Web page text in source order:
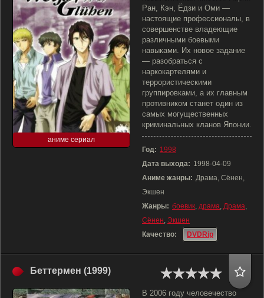
аниме сериал
Ран, Кэн, Ёдзи и Оми —
настоящие профессионалы, в
совершенстве владеющие
различными боевыми
навыками. Их новое задание
— разобраться с
наркокартелями и
террористическими
группировками, а их главным
противником станет один из
самых могущественных
криминальных кланов Японии.
Год: 1998
Дата выхода: 1998-04-09
Аниме жанры: Драма, Сёнен,
Экшен
Жанры: боевик, драма, Драма,
Сёнен, Экшен
Качество:
DVDRip
Беттермен (1999)
В 2006 году человечество